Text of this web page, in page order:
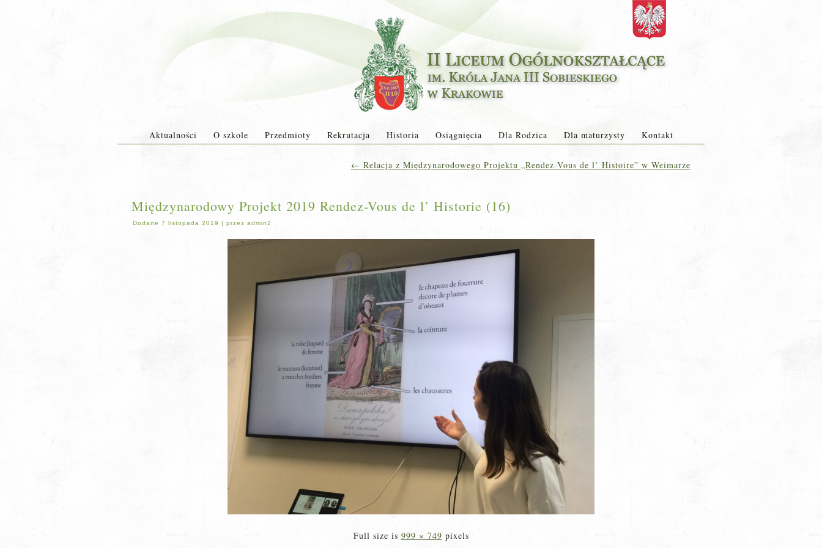
Aktualności O szkole Przedmioty Rekrutacja Historia Osiągnięcia Dla Rodzica Dla maturzysty Kontakt
← Relacja z Międzynarodowego Projektu „Rendez-Vous de l’ Histoire” w Weimarze
Międzynarodowy Projekt 2019 Rendez-Vous de l’ Historie (16)
Dodane 7 listopada 2019 | przez admin2
Full size is 999 × 749 pixels